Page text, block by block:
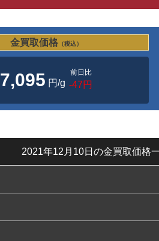
金買取価格（税込）
7,095 円/g
前日比
-47円
2021年12月10日の金買取価格